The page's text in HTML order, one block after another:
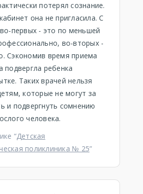
потерял сознание.
она не пригласила. С
первых - это по меньшей
во-вторых -
Сэкономив время приема
подвергла ребенка
Таких врачей нельзя
которые не могут за
и подвергнуть сомнению
человека.
“Детская
поликлиника № 25”